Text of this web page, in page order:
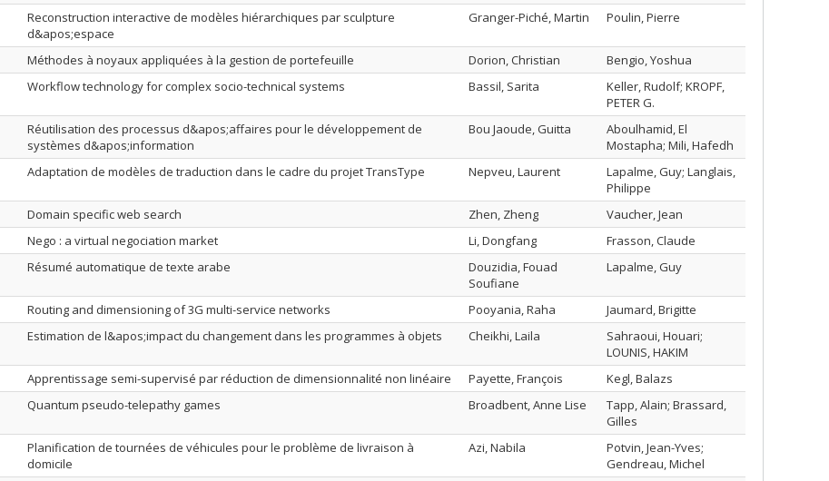
Reconstruction interactive de modèles hiérarchiques par sculpture
d&apos;espace
Granger-Piché, Martin Poulin, Pierre
Méthodes à noyaux appliquées à la gestion de portefeuille Dorion, Christian
Bengio, Yoshua
Workflow technology for complex socio-technical systems Bassil, Sarita
Keller, Rudolf; KROPF,
PETER G.
Réutilisation des processus d&apos;affaires pour le développement de
systèmes d&apos;information
Bou Jaoude, Guitta
Aboulhamid, El
Mostapha; Mili, Hafedh
Adaptation de modèles de traduction dans le cadre du projet TransType Nepveu, Laurent
Lapalme, Guy; Langlais,
Philippe
Domain specific web search Zhen, Zheng
Vaucher, Jean
Nego : a virtual negociation market Li, Dongfang
Frasson, Claude
Résumé automatique de texte arabe
Douzidia, Fouad
Soufiane
Lapalme, Guy
Routing and dimensioning of 3G multi-service networks Pooyania, Raha
Jaumard, Brigitte
Estimation de l&apos;impact du changement dans les programmes à objets Cheikhi, Laila
Sahraoui, Houari;
LOUNIS, HAKIM
Apprentissage semi-supervisé par réduction de dimensionnalité non linéaire Payette, François
Kegl, Balazs
Quantum pseudo-telepathy games Broadbent, Anne Lise
Tapp, Alain; Brassard,
Gilles
Planification de tournées de véhicules pour le problème de livraison à
domicile
Azi, Nabila
Potvin, Jean-Yves;
Gendreau, Michel